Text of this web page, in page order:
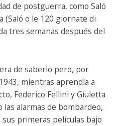
de postguerra, como Saló
(Saló o le 120 giornate di
tres semanas después del
de saberlo pero, por
mientras aprendía a
Federico Fellini y Giuletta
las alarmas de bombardeo,
primeras películas bajo